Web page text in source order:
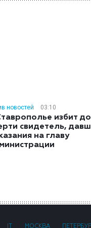
новостей 03:10
избит до
свидетель,
на главу
МОСКВА